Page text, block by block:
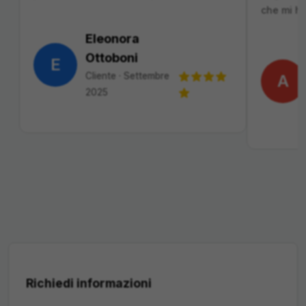
E
Eleonora
Ottoboni
Cliente
Settembre
2025
che mi
A
Richiedi informazioni